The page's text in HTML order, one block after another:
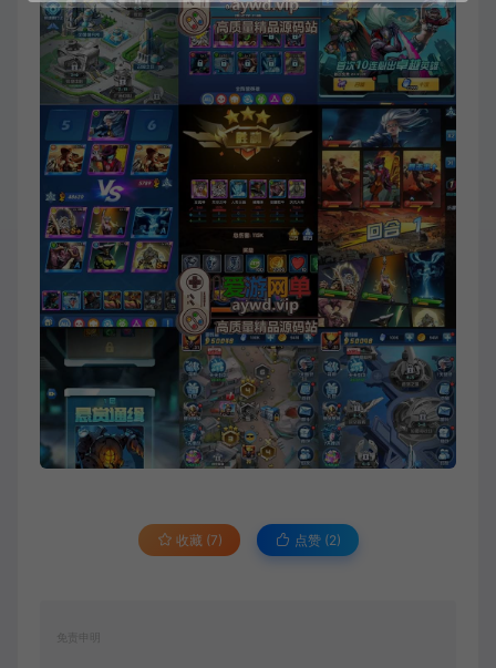
收藏 (7) 点赞 (2)
免责申明